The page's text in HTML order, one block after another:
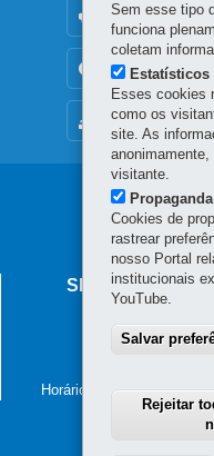
MAPA DO SITE
OUVIDORIA
TRANSPARÊNCIA
Navegação
principal
SECRETARIA
80610-011
Horário de atendimento:
Sem esse tipo
funciona
coletam
Estatísticos
Esses cookies
como os
site. As
visitante.
Propaganda
Cookies de
rastrear
nosso Portal
institucionais
YouTube.
Salvar
Rejeitar